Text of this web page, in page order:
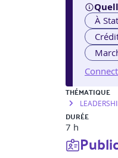
À
THÉMATIQUE
DURÉE
7 h